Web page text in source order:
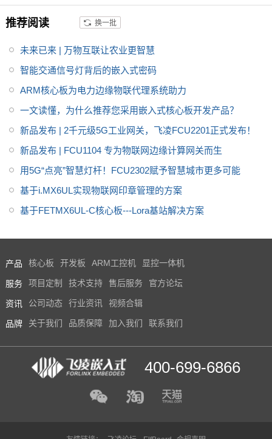
L等。提供开放的系统API，方便
推荐阅读 换一批
未来已来 | 万物互联让农业更智慧
智能交通信号灯背后的嵌入式密码
ARM核心板为电力边缘物联代理系统助力
一文读懂，为什么推荐您采用嵌入式核心板开发产品？
新品发布 | 2千元级5G工业网关，飞凌FCU2201正式发布！
新品发布 | FCU1104 专为物联网边缘计算网关而生
用5G“点亮”智慧灯杆！FCU2302赋予智慧城市更多可能
基于i.MX6UL实现物联网印章管理的方案
基于FETMX6UL-C核心板---Lora基站解决方案
产品 核心板 开发板 ARM工控机 显控一体机
服务 项目定制 技术支持 售后服务 官方论坛
资讯 公司动态 行业资讯 视频合辑
品牌 关于我们 品质保障 加入我们 联系我们
400-699-6866